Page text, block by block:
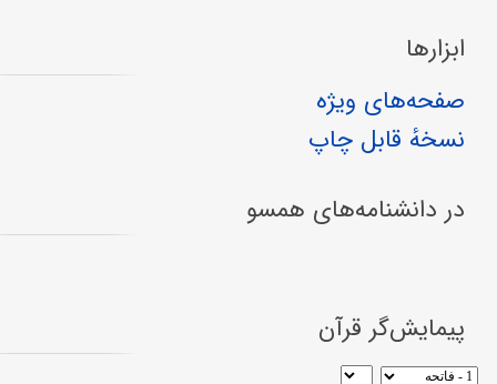
ابزارها
صفحه‌های ویژه
نسخهٔ قابل چاپ
در دانشنامه‌های همسو
پیمایش‌گر قرآن